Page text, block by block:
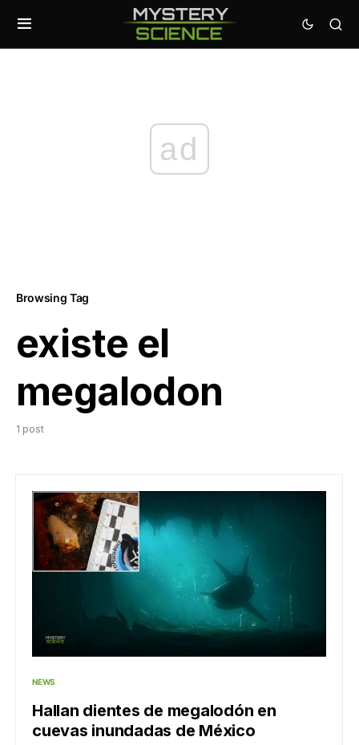
ad
Browsing Tag
existe el
megalodon
1 post
NEWS
Hallan dientes de megalodón en
cuevas inundadas de México